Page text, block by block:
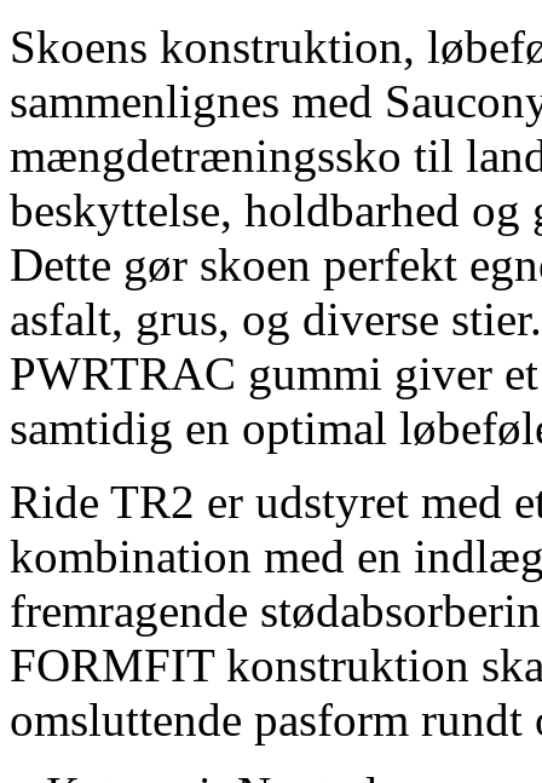
Skoens konstruktion,
sammenlignes med
mængdetræningssko til
beskyttelse, holdbarhed
Dette gør skoen perfekt
asfalt, grus, og diverse
PWRTRAC gummi giver
samtidig en optimal
Ride TR2 er udstyret med
kombination med en
fremragende
FORMFIT konstruktion
omsluttende pasform rundt